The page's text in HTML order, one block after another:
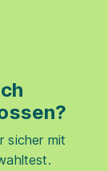
sicher mit